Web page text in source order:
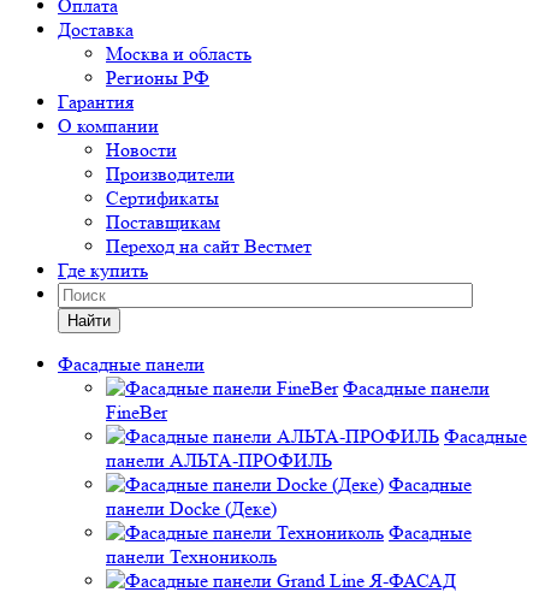
Оплата
Доставка
Москва и область
Регионы РФ
Гарантия
О компании
Новости
Производители
Сертификаты
Поставщикам
Переход на сайт Вестмет
Где купить
Найти
Фасадные панели
Фасадные панели
FineBer
Фасадные
панели АЛЬТА-ПРОФИЛЬ
Фасадные
панели Docke (Деке)
Фасадные
панели Технониколь